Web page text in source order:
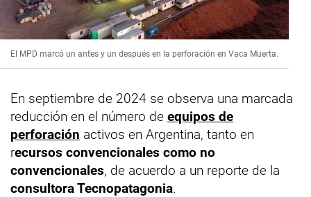
El MPD marcó un antes y un después en la perforación en Vaca Muerta.
En septiembre de 2024 se observa una marcada
reducción en el número de equipos de
perforación activos en Argentina, tanto en
recursos convencionales como no
convencionales, de acuerdo a un reporte de la
consultora Tecnopatagonia.